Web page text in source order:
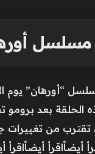
الحلقة بعد
تقترب من
أيضاًاقرأ أيضاًاقرأ